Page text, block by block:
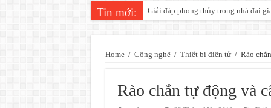
Tin mới: Giải đáp phong thủy trong nhà đại
Những điều cần chú ý khi trang trí
Home / Công nghệ / Thiết bị điện tử / Rào
Rào chắn tự động và